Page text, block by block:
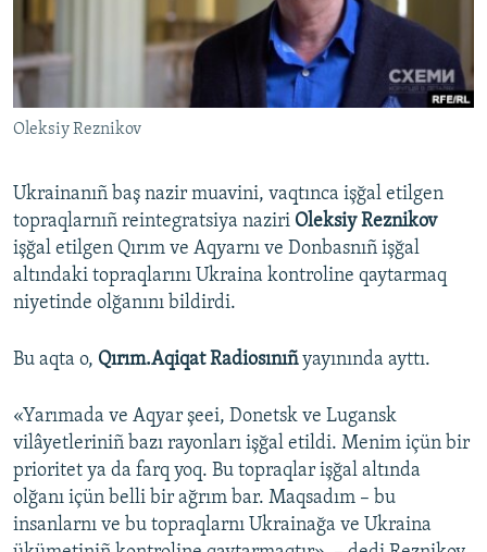
Українською
QOŞULIÑIZ!
RFE/RS bütün saytları
Oleksiy Reznikov
Ukrainanıñ baş nazir muavini, vaqtınca işğal etilgen
topraqlarnıñ reintegratsiya naziri Oleksiy Reznikov
işğal etilgen Qırım ve Aqyarnı ve Donbasnıñ işğal
altındaki topraqlarını Ukraina kontroline qaytarmaq
niyetinde olğanını bildirdi.
Bu aqta o, Qırım.Aqiqat Radiosınıñyayınında ayttı.
«Yarımada ve Aqyar şeei, Donetsk ve Lugansk
vilâyetleriniñ bazı rayonları işğal etildi. Menim içün bir
prioritet ya da farq yoq. Bu topraqlar işğal altında
olğanı içün belli bir ağrım bar. Maqsadım – bu
insanlarnı ve bu topraqlarnı Ukrainağa ve Ukraina